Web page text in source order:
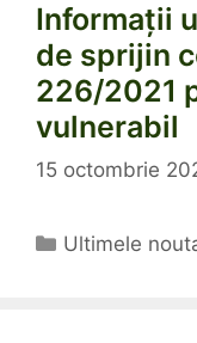
Informații
de sprijin
226/2021
vulnerabil
15 octombrie
Categorii
Ultimele